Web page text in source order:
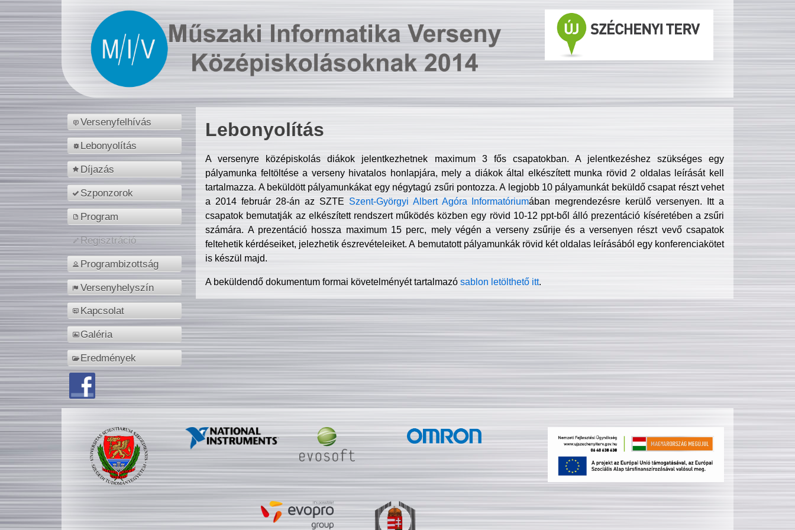
Versenyfelhívás
Lebonyolítás
Díjazás
Szponzorok
Program
Regisztráció
Programbizottság
Versenyhelyszín
Kapcsolat
Galéria
Eredmények
Lebonyolítás
A versenyre középiskolás diákok jelentkezhetnek maximum 3 fős csapatokban. A jelentkezéshez szükséges egy
pályamunka feltöltése a verseny hivatalos honlapjára, mely a diákok által elkészített munka rövid 2 oldalas leírását kell
tartalmazza. A beküldött pályamunkákat egy négytagú zsűri pontozza. A legjobb 10 pályamunkát beküldő csapat részt vehet
a 2014 február 28-án az SZTE Szent-Györgyi Albert Agóra Informatóriumában megrendezésre kerülő versenyen. Itt a
csapatok bemutatják az elkészített rendszert működés közben egy rövid 10-12 ppt-ből álló prezentáció kíséretében a zsűri
számára. A prezentáció hossza maximum 15 perc, mely végén a verseny zsűrije és a versenyen részt vevő csapatok
feltehetik kérdéseiket, jelezhetik észrevételeiket. A bemutatott pályamunkák rövid két oldalas leírásából egy konferenciakötet
is készül majd.
A beküldendő dokumentum formai követelményét tartalmazósablon letölthető itt.